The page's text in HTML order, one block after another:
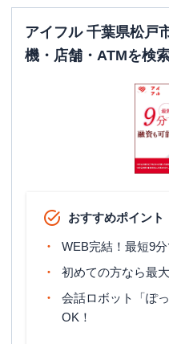
日祝：
ATM 〇
千葉
アイフル 千葉県松戸
機・店舗・ATMを検
おすすめポイント
WEB完結！最短9
初めての方なら最
会話ロボット「ぽ
OK！